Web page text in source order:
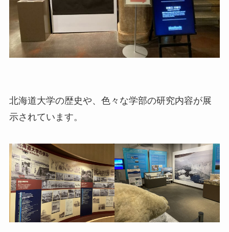
北海道大学の歴史や、色々な学部の研究内容が展
示されています。